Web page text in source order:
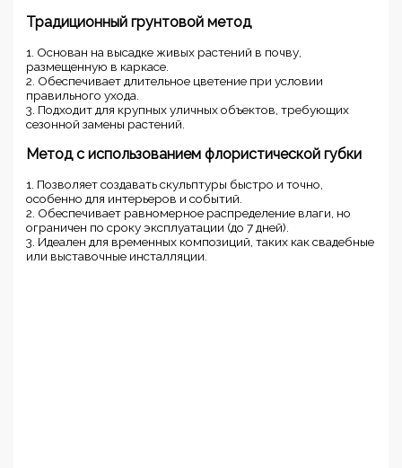
Традиционный грунтовой метод
1. Основан на высадке живых растений в почву,
размещенную в каркасе.
2. Обеспечивает длительное цветение при условии
правильного ухода.
3. Подходит для крупных уличных объектов, требующих
сезонной замены растений.
Метод с использованием флористической губки
1. Позволяет создавать скульптуры быстро и точно,
особенно для интерьеров и событий.
2. Обеспечивает равномерное распределение влаги, но
ограничен по сроку эксплуатации (до 7 дней).
3. Идеален для временных композиций, таких как свадебные
или выставочные инсталляции.